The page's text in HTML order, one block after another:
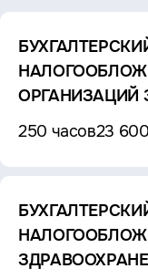
ОРГАНИЗАЦИЙ
250 часов23